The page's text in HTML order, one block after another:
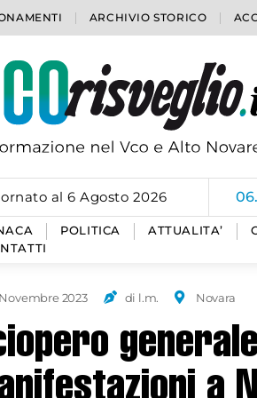
ARCHIVIO STORICO
al 6 Agosto 2026
POLITICA ATTUALITA’
2023 di l.m. Novara